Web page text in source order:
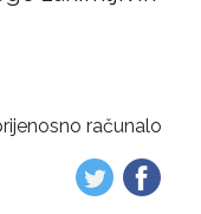
računalo